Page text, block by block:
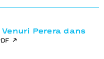
Perera dans